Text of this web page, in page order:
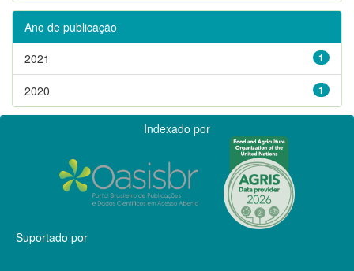
Ano de publicação
1
2021
1
2020
Indexado por
Suportado por